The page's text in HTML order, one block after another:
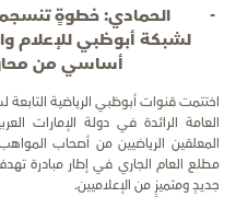
- الحمادي: خطوةٍ تنسجم
لشبكة أبوظبي للإعلام
أساسي من
اختتمت قنوات أبوظبي الرياضية
العامة الرائدة في دولة الإمارات
المعلقين الرياضيين من أصحاب
مطلع العام الجاري في إطار مبادرة
جديدٍ ومتميزٍ من الإعلاميين.